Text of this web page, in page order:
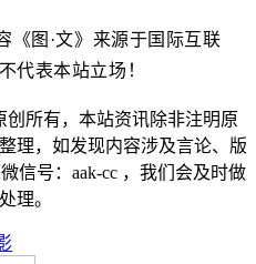
《图·文》来源于国际互联
代表本站立场！
所有，本站资讯除非注明原
理，如发现内容涉及言论、版
信号：aak-cc ，我们会及时做
理。